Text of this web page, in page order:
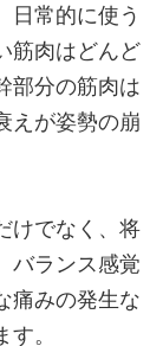
日常的に使う
筋肉はどんど
部分の筋肉は
えが姿勢の崩
けでなく、将
バランス感覚
痛みの発生な
。